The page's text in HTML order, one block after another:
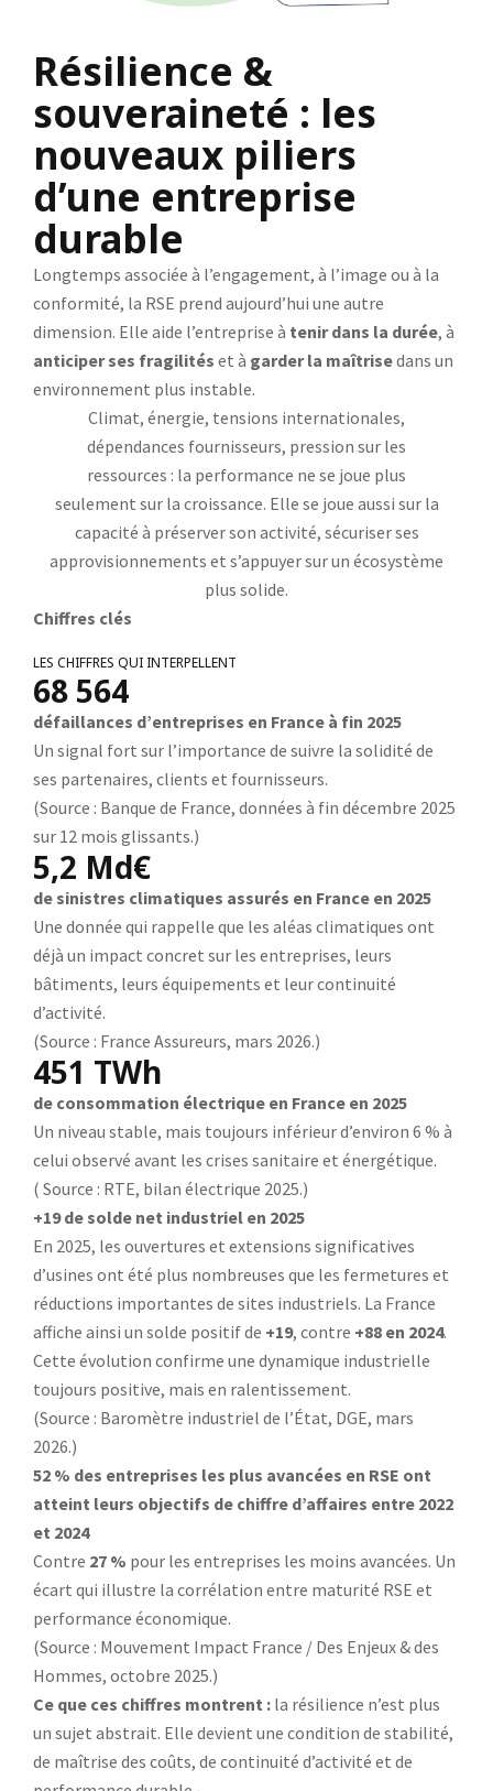
Résilience &
souveraineté : les
nouveaux piliers
d’une entreprise
durable
Longtemps associée à l’engagement, à l’image ou à la
conformité, la RSE prend aujourd’hui une autre
dimension. Elle aide l’entreprise à tenir dans la durée, à
anticiper ses fragilités et à garder la maîtrisedans un
environnement plus instable.
Climat, énergie, tensions internationales,
dépendances fournisseurs, pression sur les
ressources : la performance ne se joue plus
seulement sur la croissance. Elle se joue aussi sur la
capacité à préserver son activité, sécuriser ses
approvisionnements et s’appuyer sur un écosystème
plus solide.
Chiffres clés
LES CHIFFRES QUI INTERPELLENT
68 564
défaillances d’entreprises en France à fin 2025
Un signal fort sur l’importance de suivre la solidité de
ses partenaires, clients et fournisseurs.
(Source : Banque de France, données à fin décembre 2025
sur 12 mois glissants.)
5,2 Md€
de sinistres climatiques assurés en France en 2025
Une donnée qui rappelle que les aléas climatiques ont
déjà un impact concret sur les entreprises, leurs
bâtiments, leurs équipements et leur continuité
d’activité.
(Source : France Assureurs, mars 2026.)
451 TWh
de consommation électrique en France en 2025
Un niveau stable, mais toujours inférieur d’environ 6 % à
celui observé avant les crises sanitaire et énergétique.
( Source : RTE, bilan électrique 2025.)
+19 de solde net industriel en 2025
En 2025, les ouvertures et extensions significatives
d’usines ont été plus nombreuses que les fermetures et
réductions importantes de sites industriels. La France
affiche ainsi un solde positif de +19, contre +88 en 2024.
Cette évolution confirme une dynamique industrielle
toujours positive, mais en ralentissement.
(Source : Baromètre industriel de l’État, DGE, mars
2026.)
52 % des entreprises les plus avancées en RSE ont
atteint leurs objectifs de chiffre d’affaires entre 2022
et 2024
Contre 27 % pour les entreprises les moins avancées. Un
écart qui illustre la corrélation entre maturité RSE et
performance économique.
(Source : Mouvement Impact France / Des Enjeux & des
Hommes, octobre 2025.)
Ce que ces chiffres montrent : la résilience n’est plus
un sujet abstrait. Elle devient une condition de stabilité,
de maîtrise des coûts, de continuité d’activité et de